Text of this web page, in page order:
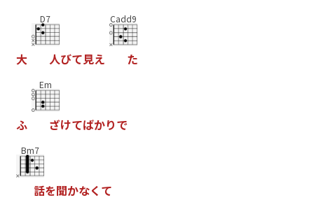
大
D7
人びて見え
Cadd9
た
ふ
Em
ざけてばかりで
Bm7
話を聞かなく て